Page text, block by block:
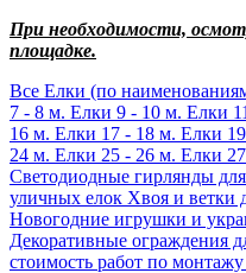
При необходимости,
площадке.
Все Елки (по
7 - 8 м. Елки 9 - 10 м. Елки
16 м. Елки 17 - 18 м. Елки
24 м. Елки 25 - 26 м. Елки
Светодиодные гирлянды
уличных елок Хвоя и ветки
Новогодние игрушки и
Декоративные ограждения
стоимость работ по